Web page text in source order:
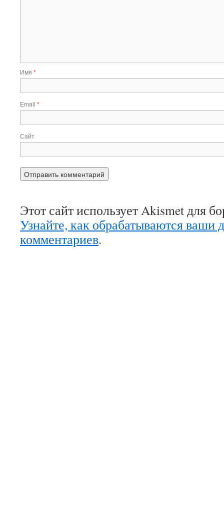
Имя *
Email *
Сайт
Этот сайт использует Akismet для
Узнайте, как обрабатываются ваши
комментариев.